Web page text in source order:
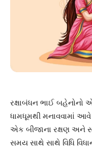
રક્ષાબંધન ભાઈ બહેનોનો
ધામધૂમથી મનાવવામાં
એક બીજાના રક્ષણ અને
સમય સાથે સાથે વિધિ